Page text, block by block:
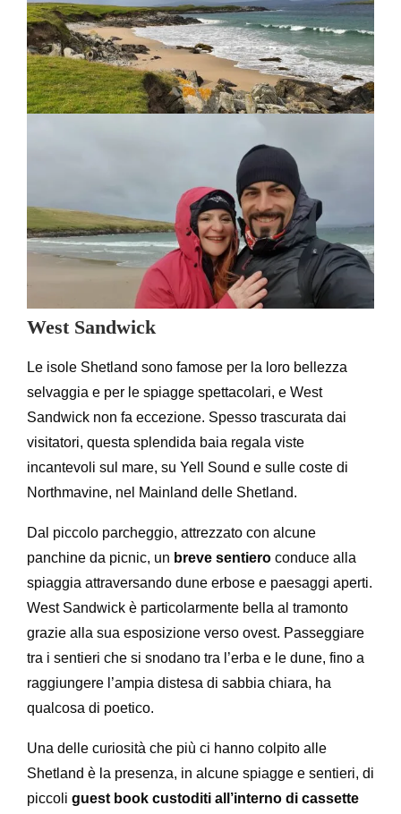
West Sandwick
Le isole Shetland sono famose per la loro bellezza
selvaggia e per le spiagge spettacolari, e West
Sandwick non fa eccezione. Spesso trascurata dai
visitatori, questa splendida baia regala viste
incantevoli sul mare, su Yell Sound e sulle coste di
Northmavine, nel Mainland delle Shetland.
Dal piccolo parcheggio, attrezzato con alcune
panchine da picnic, un breve sentiero conduce alla
spiaggia attraversando dune erbose e paesaggi aperti.
West Sandwick è particolarmente bella al tramonto
grazie alla sua esposizione verso ovest. Passeggiare
tra i sentieri che si snodano tra l’erba e le dune, fino a
raggiungere l’ampia distesa di sabbia chiara, ha
qualcosa di poetico.
Una delle curiosità che più ci hanno colpito alle
Shetland è la presenza, in alcune spiagge e sentieri, di
piccoli guest book custoditi all’interno di cassette